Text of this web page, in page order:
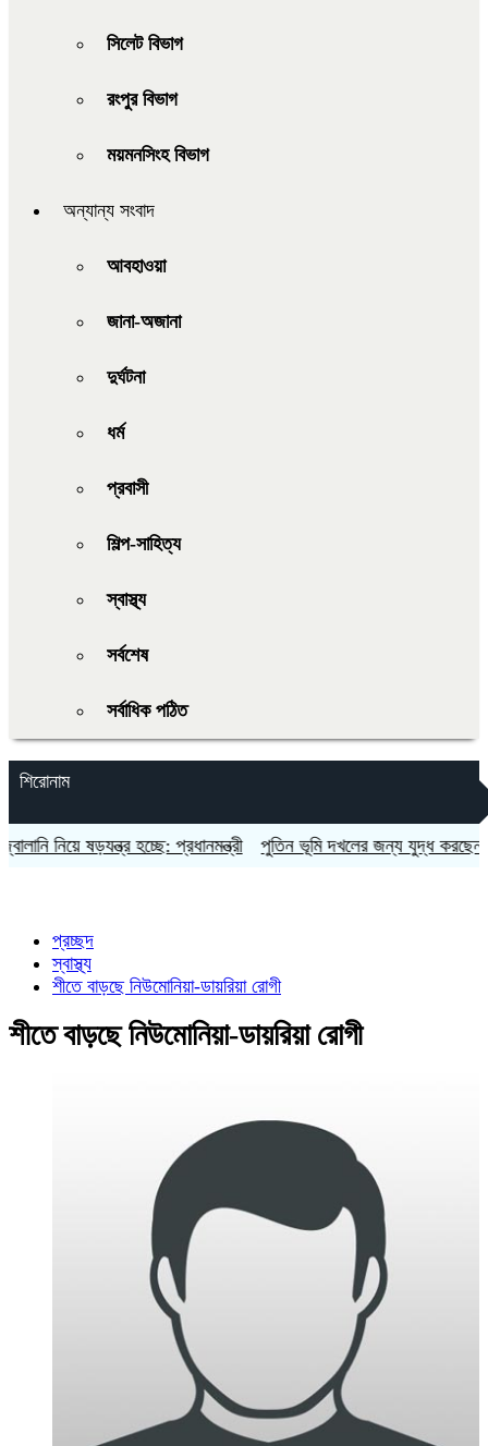
সিলেট বিভাগ
রংপুর বিভাগ
ময়মনসিংহ বিভাগ
অন্যান্য সংবাদ
আবহাওয়া
জানা-অজানা
দুর্ঘটনা
ধর্ম
প্রবাসী
শিল্প-সাহিত্য
স্বাস্থ্য
সর্বশেষ
সর্বাধিক পঠিত
শিরোনাম
নিয়ে ষড়যন্ত্র হচ্ছে: প্রধানমন্ত্রী পুতিন ভূমি দখলের জন্য যুদ্ধ করছেন না:
প্রচ্ছদ
স্বাস্থ্য
শীতে বাড়ছে নিউমোনিয়া-ডায়রিয়া রোগী
শীতে বাড়ছে নিউমোনিয়া-ডায়রিয়া রোগী